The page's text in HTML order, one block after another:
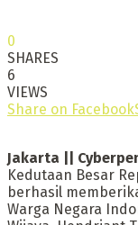
0
SHARES
6
VIEWS
Share on Facebook
Jakarta ||
Kedutaan Besar
berhasil
Warga Negara